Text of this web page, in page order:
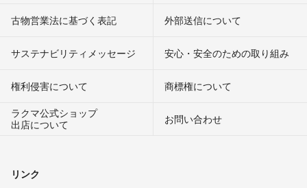
古物営業法に基づく表記 外部送信について
サステナビリティメッセージ 安心・安全のための取り組み
権利侵害について
商標権について
ラクマ公式ショップ
出店について
お問い合わせ
リンク